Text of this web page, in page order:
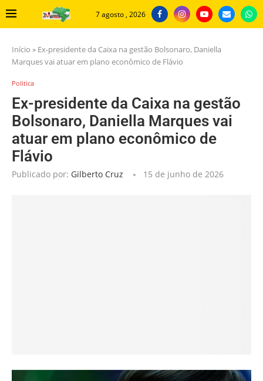
7 agosto , 2026
Início » Ex-presidente da Caixa na gestão Bolsonaro, Daniella
Marques vai atuar em plano econômico de Flávio
Politica
Ex-presidente da Caixa na gestão
Bolsonaro, Daniella Marques vai
atuar em plano econômico de
Flávio
Publicado por: Gilberto Cruz 15 de junho de 2026